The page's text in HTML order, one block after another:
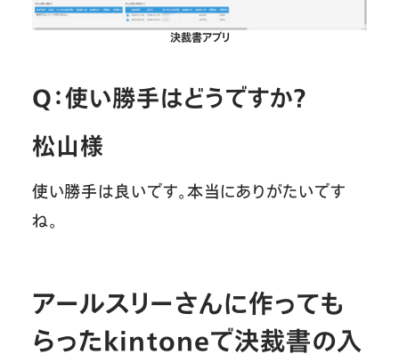
決裁書アプリ
Q：使い勝手はどうですか？
松山様
使い勝手は良いです。本当にありがたいです
ね。
アールスリーさんに作っても
らったkintoneで決裁書の入